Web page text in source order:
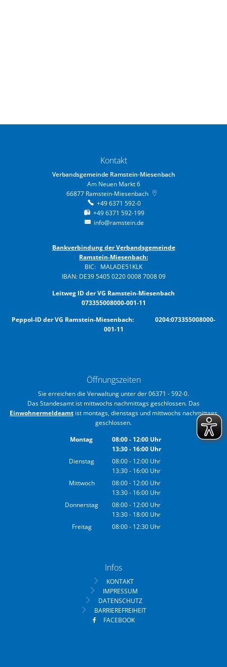
Kontakt
Verbandsgemeinde Ramstein-Miesenbach
Am Neuen Markt 6
66877 Ramstein-Miesenbach
+49 6371 592-0
+49 6371 592-199
info@ramstein.de
Bankverbindung der Verbandsgemeinde
Ramstein-Miesenbach:
BIC: MALADE51KLK
IBAN: DE39 5405 0220 0008 7008 09
Leitweg ID der VG Ramstein-Miesenbach
073355008000-001-11
Peppol-ID der VG Ramstein-Miesenbach: 0204:073355008000-
001-11
Öffnungszeiten
Sie erreichen die Verwaltung unter der 06371 - 592-0.
Das Standesamt ist mittwochs nachmittags geschlossen. Das
Einwohnermeldeamt ist montags, dienstags und mittwochs nachmittags
geschlossen.
Montag
08:00- 12:00Uhr
Von 08:00 bis 12:00 Uhr
13:30- 16:00Uhr
Von 13:30 bis 16:00 Uhr
Dienstag 08:00- 12:00 Uhr
Von 08:00 bis 12:00 Uhr
13:30- 16:00 Uhr
Von 13:30 bis 16:00 Uhr
Mittwoch 08:00- 12:00 Uhr
Von 08:00 bis 12:00 Uhr
13:30- 16:00 Uhr
Von 13:30 bis 16:00 Uhr
Donnerstag 08:00- 12:00 Uhr
Von 08:00 bis 12:00 Uhr
13:30- 18:00 Uhr
Von 13:30 bis 18:00 Uhr
Freitag 08:00- 12:30 Uhr
Infos
KONTAKT
IMPRESSUM
DATENSCHUTZ
BARRIEREFREIHEIT
FACEBOOK